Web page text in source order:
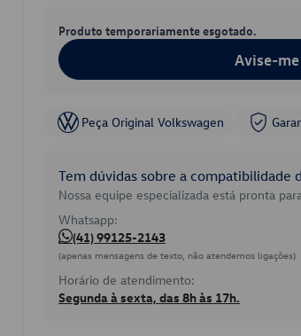
Produto temporariamente esgotado.
Avise-
Peça Original Volkswagen
Tem dúvidas sobre a compatibilidade
Nossa equipe especializada está pronta
Whatsapp:
(41) 99125-2143
(apenas mensagens de texto, não atendemos ligações)
Horário de atendimento:
Segunda à sexta, das 8h às 17h.